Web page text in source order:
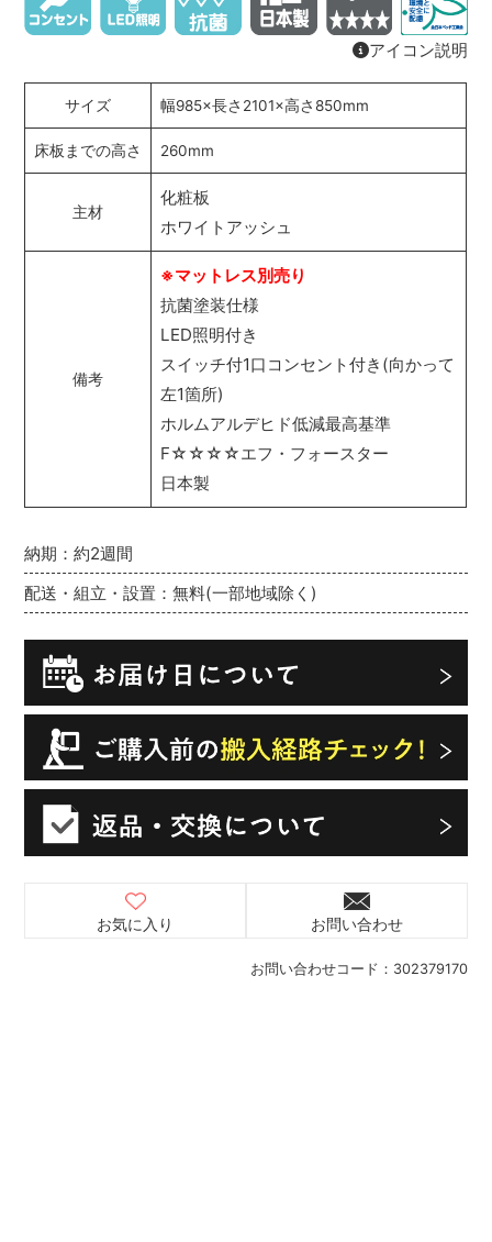
お問い合わせコード： 302379170
納期：約2週間
配送・組立・設置：無料(一部地域除く)
お気に入り お問い合わせ
アイコン説明
サイズ 幅985×長さ2101×高さ850mm
床板までの高さ 260mm
主材
化粧板
ホワイトアッシュ
備考
※マットレス別売り
抗菌塗装仕様
LED照明付き
スイッチ付1口コンセント付き(向かって
左1箇所)
ホルムアルデヒド低減最高基準
F☆☆☆☆エフ・フォースター
日本製